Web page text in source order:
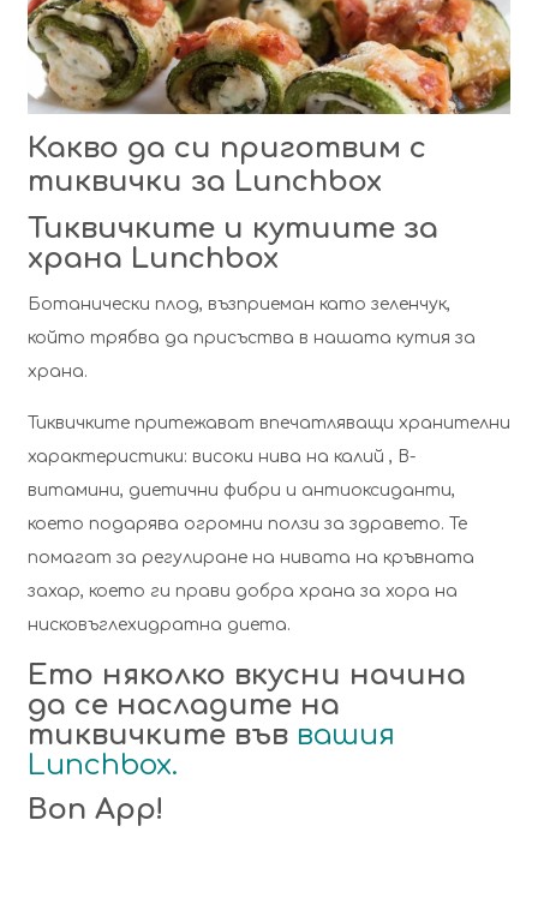
Какво да си приготвим с
тиквички за Lunchbox
Тиквичките и кутиите за
храна Lunchbox
Ботанически плод, възприеман като зеленчук,
който трябва да присъства в нашата кутия за
храна.
Тиквичките притежават впечатляващи хранителни
характеристики: високи нива на калий , В-
витамини, диетични фибри и антиоксиданти,
което подарява огромни ползи за здравето. Те
помагат за регулиране на нивата на кръвната
захар, което ги прави добра храна за хора на
нисковъглехидратна диета.
Ето няколко вкусни начина
да се насладите на
тиквичките във вашия
Lunchbox.
Bon App!